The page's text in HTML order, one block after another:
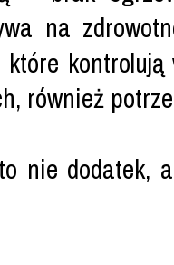
na
również
nie dodatek,